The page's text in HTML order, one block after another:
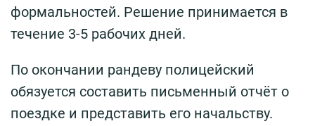
формальностей. Решение принимается в
течение 3-5 рабочих дней.
По окончании рандеву полицейский
обязуется составить письменный отчёт о
поездке и представить его начальству.